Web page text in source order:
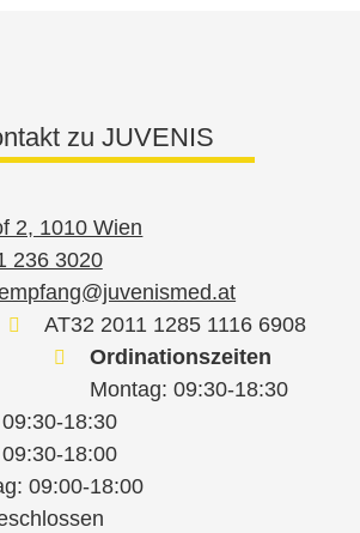
zu JUVENIS
2, 1010 Wien
236 3020
AT32 2011 1285 1116 6908
Ordinationszeiten
Montag: 09:30-18:30
18:30
18:00
09:00-18:00